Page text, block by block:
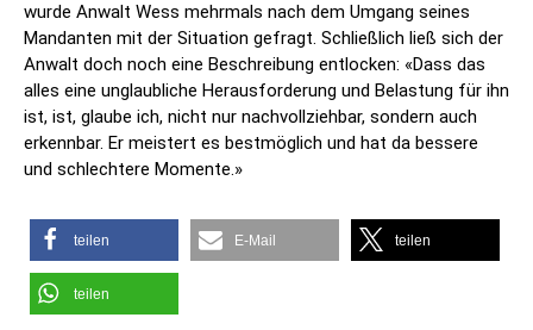
wurde Anwalt Wess mehrmals nach dem Umgang seines
Mandanten mit der Situation gefragt. Schließlich ließ sich der
Anwalt doch noch eine Beschreibung entlocken: «Dass das
alles eine unglaubliche Herausforderung und Belastung für ihn
ist, ist, glaube ich, nicht nur nachvollziehbar, sondern auch
erkennbar. Er meistert es bestmöglich und hat da bessere
und schlechtere Momente.»
teilen E-Mail teilen
teilen